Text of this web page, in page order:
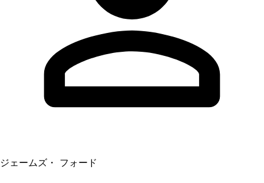
ジェームズ・ フォード